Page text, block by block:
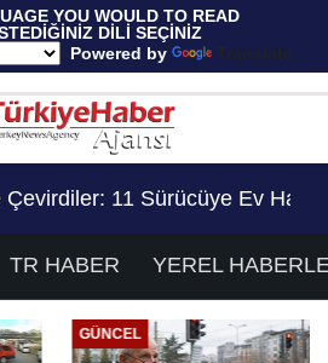
YOU WOULD TO READ
DİLİ SEÇİNİZ
Powered by
Translate
Getirilen 70 Yaş
TR HABER YEREL
GÜNCEL